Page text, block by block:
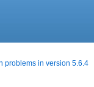
problems in version 5.6.4